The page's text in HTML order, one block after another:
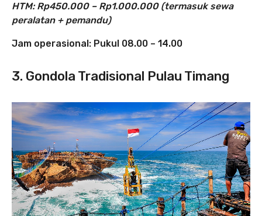
HTM: Rp450.000 – Rp1.000.000 (termasuk sewa
peralatan + pemandu)
Jam operasional: Pukul 08.00 – 14.00
3. Gondola Tradisional Pulau Timang